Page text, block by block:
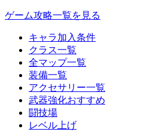
ゲーム攻略一覧を見る
キャラ加入条件
クラス一覧
全マップ一覧
装備一覧
アクセサリー一覧
武器強化おすすめ
闘技場
レベル上げ